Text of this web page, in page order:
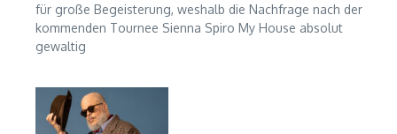
für große Begeisterung, weshalb die Nachfrage nach der
kommenden Tournee Sienna Spiro My House absolut
gewaltig